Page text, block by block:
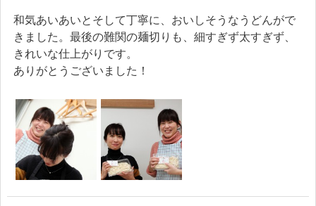
和気あいあいとそして丁寧に、おいしそうなうどんがで
きました。最後の難関の麺切りも、細すぎず太すぎず、
きれいな仕上がりです。
ありがとうございました！